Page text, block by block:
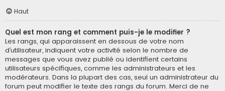
Haut
Quel est mon rang et comment puis-je le modifier ?
Les rangs, qui apparaissent en dessous de votre nom
d’utilisateur, indiquent votre activité selon le nombre de
messages que vous avez publié ou identifient certains
utilisateurs spécifiques, comme les administrateurs et les
modérateurs. Dans la plupart des cas, seul un administrateur du
forum peut modifier le texte des rangs du forum. Merci de ne